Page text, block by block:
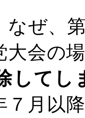
なぜ、
大会の
してし
７月以